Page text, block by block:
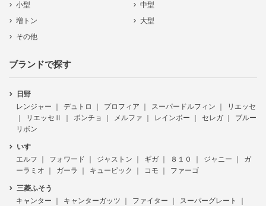
小型
中型
増トン
大型
その他
ブランドで探す
日野
レンジャー
デュトロ プロフィア スーパードルフィン
リエッセ
リエッセⅡ
ポンチョ メルファ レインボー セレガ
ブルー
リボン
いすゞ
エルフ
フォワード ジャストン ギガ ８１０ ジャニー
ガ
ーラミオ
ガーラ キュービック コモ ファーゴ
三菱ふそう
キャンター
キャンターガッツ ファイター
スーパーグレート